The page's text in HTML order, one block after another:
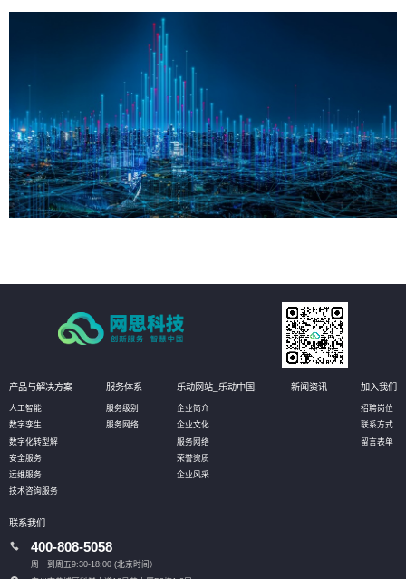
产品与解决方案
人工智能
数字孪生
数字化转型解
安全服务
运维服务
技术咨询服务
服务体系
服务级别
服务网络
乐动网站_乐动中国,
企业简介
企业文化
服务网络
荣誉资质
企业风采
新闻资讯 加入我们
招聘岗位
联系方式
留言表单
联系我们
400-808-5058
周一到周五9:30-18:00 (北京时间）